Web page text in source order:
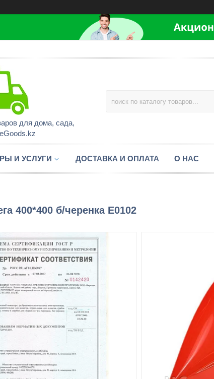
для дома, сада,
И УСЛУГИ ДОСТАВКА И ОПЛАТА О НАС
400*400 б/черенка Е0102